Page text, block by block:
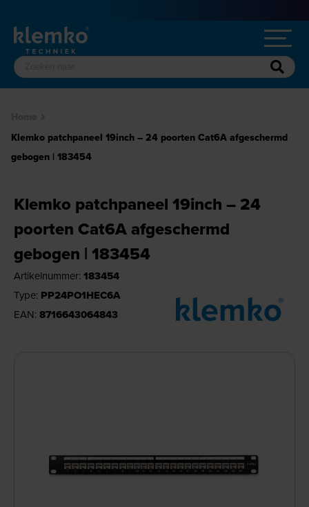
Klemko patchpaneel 19inch – 24 poorten Cat6A afgeschermd
gebogen | 183454
Klemko patchpaneel 19inch – 24
poorten Cat6A afgeschermd
gebogen | 183454
Artikelnummer: 183454
Type: PP24PO1HEC6A
EAN: 8716643064843